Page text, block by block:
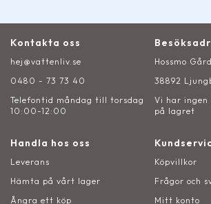
Kontakta oss
hej@vattenliv.se
0480 - 73 73 40
Telefontid måndag till torsdag
10:00-12:00
Hossmo
38892
Vi har
på lagret
Handla hos oss
Leverans
Hämta på vårt lager
Ångra ett köp
Köpvillkor
Frågor och
Mitt konto